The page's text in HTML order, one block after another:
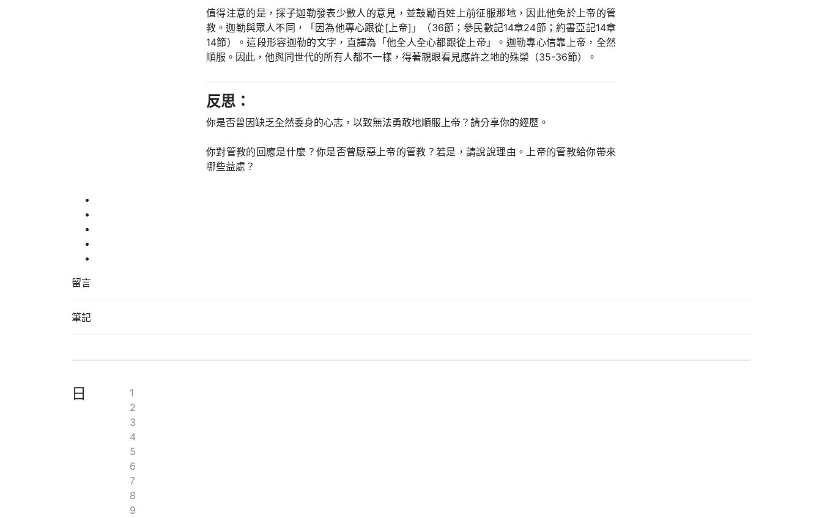
值得注意的是，探子迦勒發表少數人的意見，並鼓勵百姓上前征服那地，因此他免於上帝的管
教。迦勒與眾人不同，「因為他專心跟從[上帝]」（36節；參民數記14章24節；約書亞記14章
14節）。這段形容迦勒的文字，直譯為「他全人全心都跟從上帝」。迦勒專心信靠上帝，全然
順服。因此，他與同世代的所有人都不一樣，得著親眼看見應許之地的殊榮（35-36節）。
反思：
你是否曾因缺乏全然委身的心志，以致無法勇敢地順服上帝？請分享你的經歷。
你對管教的回應是什麼？你是否曾厭惡上帝的管教？若是，請說說理由。上帝的管教給你帶來
哪些益處？
留言
筆記
日
1
2
3
4
5
6
7
8
9